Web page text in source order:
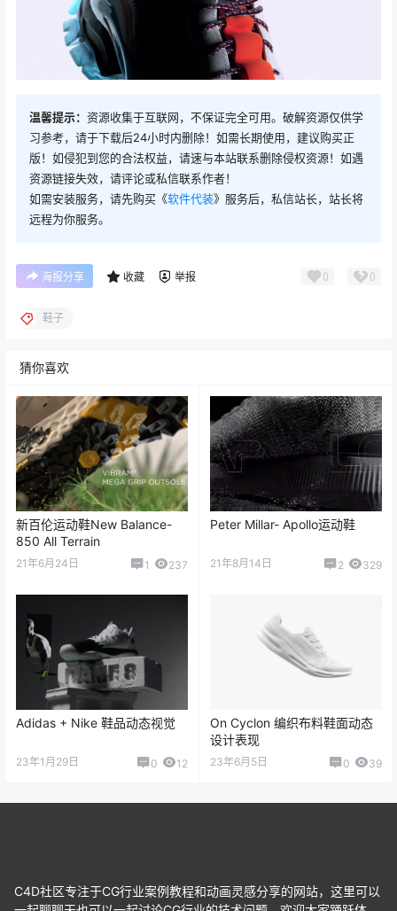
温馨提示： 资源收集于互联网，不保证完全可用。破解资源仅供学
习参考，请于下载后24小时内删除！如需长期使用，建议购买正
版！如侵犯到您的合法权益，请速与本站联系删除侵权资源！如遇
资源链接失效，请评论或私信联系作者！
如需安装服务，请先购买《软件代装》服务后，私信站长，站长将
远程为你服务。
海报分享 收藏 举报 0 0
鞋子
猜你喜欢
新百伦运动鞋New Balance-
850 All Terrain
21年6月24日 1 237
Peter Millar- Apollo运动鞋
21年8月14日 2 329
Adidas + Nike 鞋品动态视觉
23年1月29日 0 12
On Cyclon 编织布料鞋面动态
设计表现
23年6月5日 0 39
C4D社区专注于CG行业案例教程和动画灵感分享的网站，这里可以